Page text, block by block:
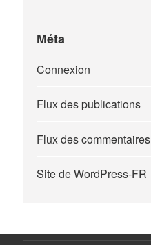
Méta
Connexion
Flux des publications
Flux des commentaires
Site de WordPress-FR